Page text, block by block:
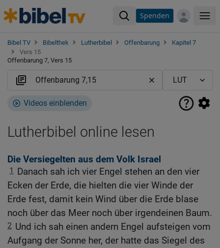
Spenden
Bibel TV Bibelthek Lutherbibel Offenbarung
Kapitel 7
Vers 15
Offenbarung 7, Vers 15
Videos einblenden
Lutherbibel online lesen
Die Versiegelten aus dem Volk Israel
1
Danach sah ich vier Engel stehen an den vier
Ecken der Erde, die hielten die vier Winde der
Erde fest, damit kein Wind über die Erde blase
noch über das Meer noch über irgendeinen Baum.
2 Und ich sah einen andern Engel aufsteigen vom
Aufgang der Sonne her, der hatte das Siegel des